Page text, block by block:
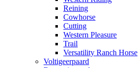
Reining
Cowhorse
Cutting
Western Pleasure
Trail
Versatility Ranch Horse
Voltigeerpaard